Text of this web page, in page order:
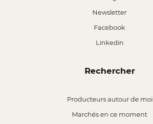
Newsletter
Facebook
Linkedin
Rechercher
Producteurs autour de moi
Marchés en ce moment